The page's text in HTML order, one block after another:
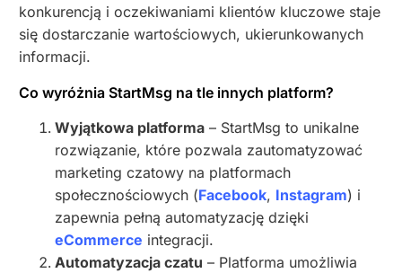
konkurencją i oczekiwaniami klientów kluczowe staje
się dostarczanie wartościowych, ukierunkowanych
informacji.
Co wyróżnia StartMsg na tle innych platform?
Wyjątkowa platforma – StartMsg to unikalne
rozwiązanie, które pozwala zautomatyzować
marketing czatowy na platformach
społecznościowych (Facebook, Instagram) i
zapewnia pełną automatyzację dzięki
eCommerce integracji.
Automatyzacja czatu – Platforma umożliwia